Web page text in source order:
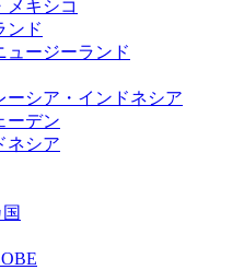
メキシコ
ンド
ュージーランド
ーシア・インドネシア
ーデン
ネシア